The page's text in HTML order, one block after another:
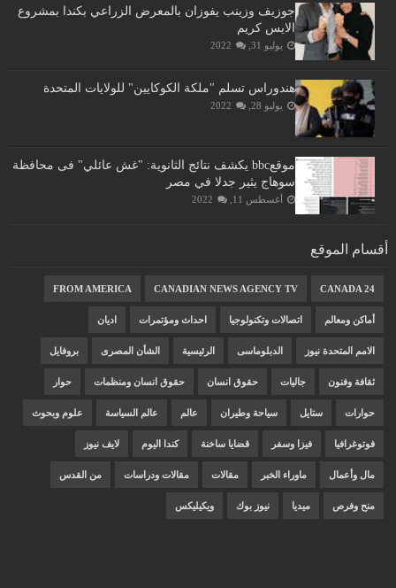
جوزيف وزينب يفوزان بالمعرض الزراعي بكندا بمشروع
الايس كريم
يوليو 31, 2022
هندوراس تسلم "ملكة الكوكايين" للولايات المتحدة
يوليو 28, 2022
موقعbbc يكشف نتائج الثانوية: "غش عائلي" فى محافظة
سوهاج يثير جدلا في مصر
أغسطس 11, 2022
أقسام الموقع
CANADA 24
CANADIAN NEWS AGENCY TV
FROM AMERICA
أماكن ومعالم اتصالات وتكنولوجيا احداث ومؤتمرات اديان
الامم المتحدة نيوز الدبلوماسى الرئيسية الشأن المصرى بروفايل
ثقافة وفنون جاليات حقوق انسان حقوق انسان ومنظمات حوار
حوارات ستايل سياحة وطيران عالم عالم السياسة علوم وبحوث
فوتوغرافيا فيزا وسفر قضايا ساخنة كندا اليوم لايف نيوز
مال وأعمال ماوراء الخبر مقالات مقالات ودراسات من القدس
منح وفرص ميديا نيوز بوك ويكيليكس